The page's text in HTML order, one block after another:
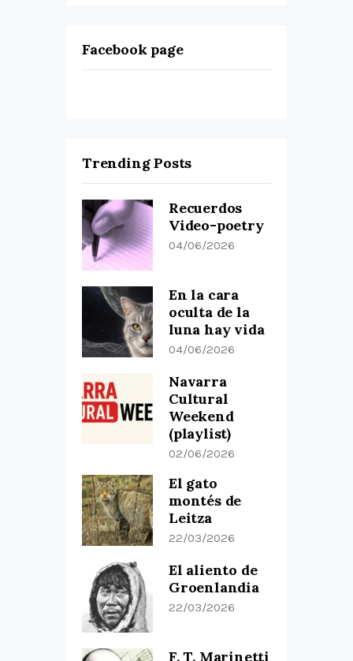
Facebook page
Trending Posts
Recuerdos
Video-poetry
04/06/2026
En la cara
oculta de la
luna hay vida
04/06/2026
Navarra
Cultural
Weekend
(playlist)
02/06/2026
El gato
montés de
Leitza
22/03/2026
El aliento de
Groenlandia
22/03/2026
F. T. Marinetti